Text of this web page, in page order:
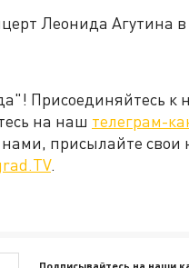
Леонида Агутина
Присоединяйтесь к
на наш телеграм-
нами, присылайте
.
Подписывайтесь на наши